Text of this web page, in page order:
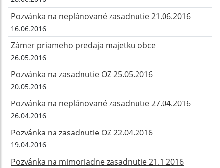
Pozvánka na neplánované zasadnutie 21.06.2016
16.06.2016
Zámer priameho predaja majetku obce
26.05.2016
Pozvánka na zasadnutie OZ 25.05.2016
20.05.2016
Pozvánka na neplánované zasadnutie 27.04.2016
26.04.2016
Pozvánka na zasadnutie OZ 22.04.2016
19.04.2016
Pozvánka na mimoriadne zasadnutie 21.1.2016